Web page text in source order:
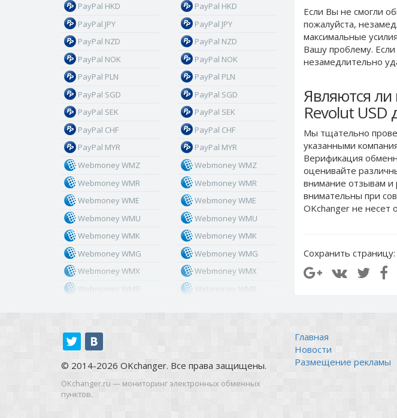
Если Вы не смогли
пожалуйста,
максимальные
Вашу проблему.
незамедлительно
Являются ли
Revolut USD
Мы тщательно
указанными
Верификация
оценивайте
внимание отзывам и
внимательны при
OKchanger не несет
Сохранить страницу:
PayPal HKD
PayPal JPY
PayPal NZD
PayPal NOK
PayPal PLN
PayPal SGD
PayPal SEK
PayPal CHF
PayPal MYR
Webmoney WMZ
Webmoney WMR
Webmoney WME
Webmoney WMU
Webmoney WMK
Webmoney WMG
Webmoney WMX
Webmoney WMB
Skril INR
Skril PLN
Skril AUD
PayPal HKD
PayPal JPY
PayPal NZD
PayPal NOK
PayPal PLN
PayPal SGD
PayPal SEK
PayPal CHF
PayPal MYR
Webmoney WMZ
Webmoney WMR
Webmoney WME
Webmoney WMU
Webmoney WMK
Webmoney WMG
Webmoney WMX
Webmoney WMB
Skril GBP
© 2014-2026 OKchanger. Все права защищены.
OKchanger.ru — мониторинг электронных обменных
пунктов.
Главная
Новости
Размещение рекламы